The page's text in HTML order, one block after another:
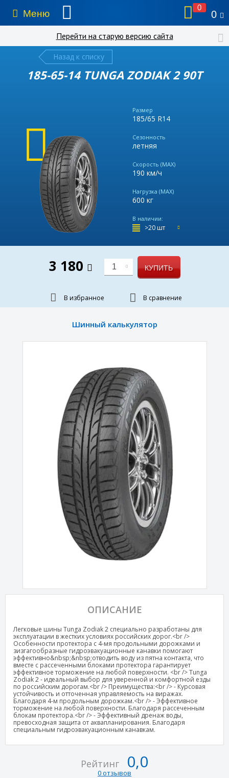
Меню
0
0
Перейти на старую версию сайта
Назад к списку
185-65-14 TUNGA ZODIAK 2 90T
Размер
185/65 R14
Сезонность
летняя
Скорость (MAX)
190 км/ч
Нагрузка (MAX)
600 кг
В наличии:
>20 шт
3 180 1 КУПИТЬ
В избранное В сравнение
Шинный калькулятор
ОПИСАНИЕ
Легковые шины Tunga Zodiak 2 специально разработаны для
эксплуатации в жестких условиях российских дорог.<br />
Особенности протектора с 4-мя продольными дорожками и
зизгагообразные гидроэвакуационные канавки помогают
эффективно&nbsp;&nbsp;отводить воду из пятна контакта, что
вместе с рассеченными блоками протектора гарантирует
эффективное торможение на любой поверхности. <br /> Tunga
Zodiak 2 - идеальный выбор для уверенной и комфортной езды
по российским дорогам.<br /> Преимущества:<br /> - Курсовая
устойчивость и отточенная управляемость на виражах.
Благодаря 4-м продольным дорожкам.<br /> - Эффективное
торможение на любой поверхности. Благодаря рассеченным
блокам протектора.<br /> - Эффективный дренаж воды,
превосходная защита от аквапланирования. Благодаря
специальным гидроэвакуационным канавкам.
Рейтинг 0,0
0 отзывов